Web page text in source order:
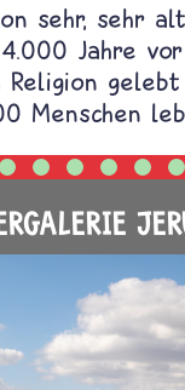
sehr, sehr
Jahre
Religion
Menschen